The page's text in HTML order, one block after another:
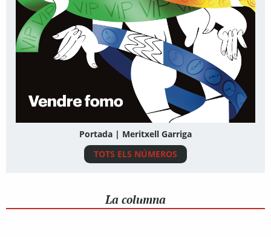
Portada | Meritxell Garriga
TOTS ELS NÚMEROS
La columna